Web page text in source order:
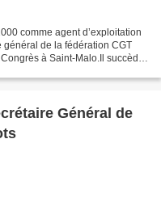
comme agent d’exploitation
de la fédération CGT
à Saint-Malo.Il succède
Général de